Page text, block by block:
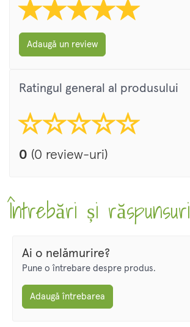
Adaugă un review
Ratingul general al produsului
0 (0 review-uri)
Întrebări și răspunsuri
Ai o nelămurire?
Pune o întrebare despre produs.
Adaugă întrebarea